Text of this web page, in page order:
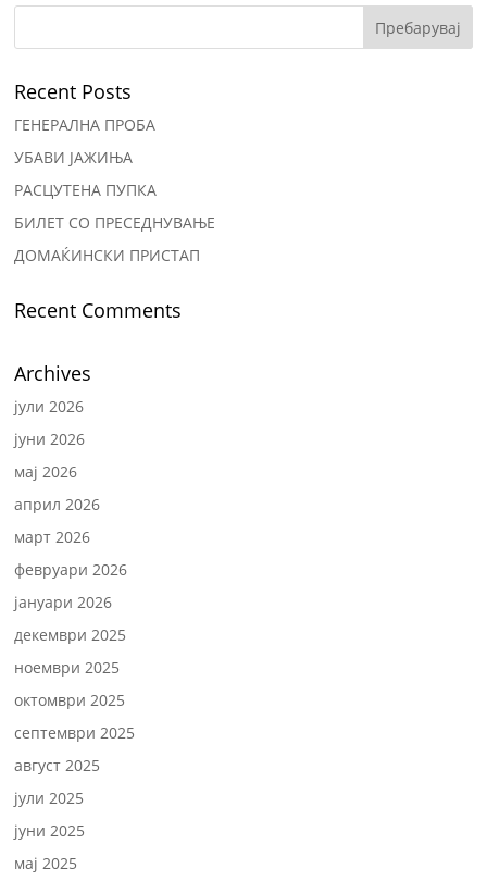
Recent Posts
ГЕНЕРАЛНА ПРОБА
УБАВИ ЈАЖИЊА
РАСЦУТЕНА ПУПКА
БИЛЕТ СО ПРЕСЕДНУВАЊЕ
ДОМАЌИНСКИ ПРИСТАП
Recent Comments
Archives
јули 2026
јуни 2026
мај 2026
април 2026
март 2026
февруари 2026
јануари 2026
декември 2025
ноември 2025
октомври 2025
септември 2025
август 2025
јули 2025
јуни 2025
мај 2025